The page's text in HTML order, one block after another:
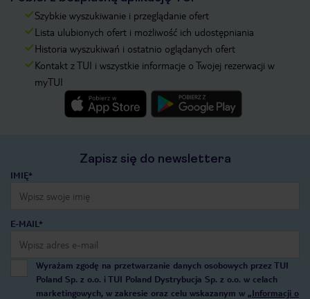
Szybkie wyszukiwanie i przeglądanie ofert
Lista ulubionych ofert i możliwość ich udostępniania
Historia wyszukiwań i ostatnio oglądanych ofert
Kontakt z TUI i wszystkie informacje o Twojej rezerwacji w
myTUI
Zapisz się do newslettera
IMIĘ*
E-MAIL*
Wyrażam zgodę na przetwarzanie danych osobowych przez TUI
Poland Sp. z o.o. i TUI Poland Dystrybucja Sp. z o.o. w celach
marketingowych, w zakresie oraz celu wskazanym w „Informacji o